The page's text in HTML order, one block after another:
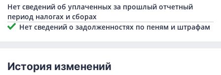
Нет сведений об уплаченных за прошлый отчетный
период налогах и сборах
Нет сведений о задолженностях по пеням и штрафам
История изменений